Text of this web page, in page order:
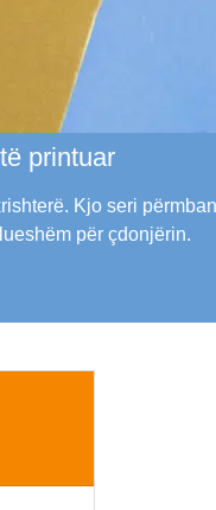
printuar
Kjo seri
për çdonjërin.